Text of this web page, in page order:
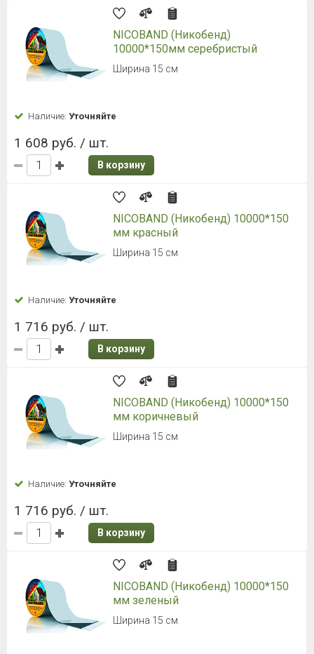
NICOBAND (Никобенд)
10000*150мм серебристый
Ширина 15 см
Наличие: Уточняйте
1 608 руб. / шт.
В корзину
NICOBAND (Никобенд) 10000*150
мм красный
Ширина 15 см
Наличие: Уточняйте
1 716 руб. / шт.
В корзину
NICOBAND (Никобенд) 10000*150
мм коричневый
Ширина 15 см
Наличие: Уточняйте
1 716 руб. / шт.
В корзину
NICOBAND (Никобенд) 10000*150
мм зеленый
Ширина 15 см